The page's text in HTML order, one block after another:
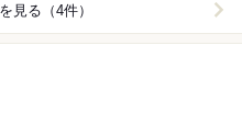
見る（4件）